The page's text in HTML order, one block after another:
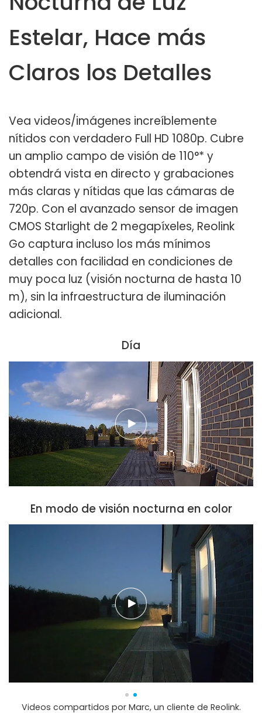
Estelar, Hace más
Claros los Detalles
Vea videos/imágenes increíblemente
nítidos con verdadero Full HD 1080p. Cubre
un amplio campo de visión de 110°* y
obtendrá vista en directo y grabaciones
más claras y nítidas que las cámaras de
720p. Con el avanzado sensor de imagen
CMOS Starlight de 2 megapíxeles, Reolink
Go captura incluso los más mínimos
detalles con facilidad en condiciones de
muy poca luz (visión nocturna de hasta 10
m), sin la infraestructura de iluminación
adicional.
Día
En modo de visión nocturna en color
Videos compartidos por Marc, un cliente de Reolink.